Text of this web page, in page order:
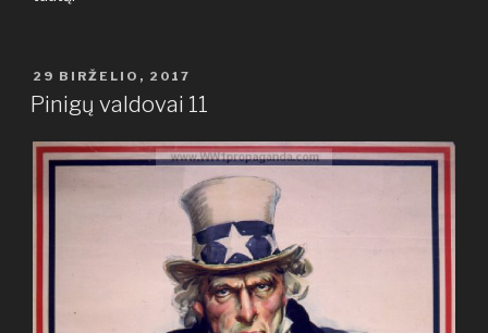
PASKELBTA
29 BIRŽELIO, 2017
Pinigų valdovai 11